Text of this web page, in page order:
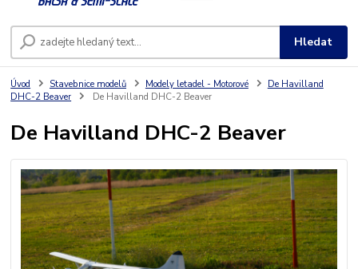
Hledat
Úvod Stavebnice modelů Modely letadel - Motorové
De Havilland
DHC-2 Beaver
De Havilland DHC-2 Beaver
De Havilland DHC-2 Beaver